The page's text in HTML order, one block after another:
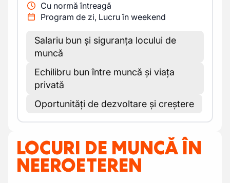
Cu normă întreagă
Program de zi, Lucru în weekend
Salariu bun și siguranța locului de
muncă
Echilibru bun între muncă și viața
privată
Oportunități de dezvoltare și creștere
LOCURI DE MUNCĂ ÎN
NEEROETEREN